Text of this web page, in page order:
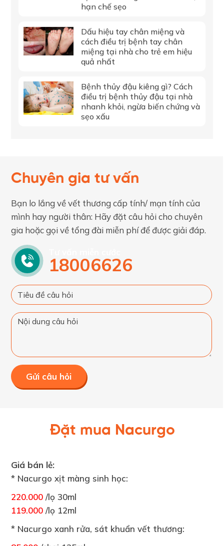
hạn chế sẹo
Dấu hiệu tay chân miệng và
cách điều trị bệnh tay chân
miệng tại nhà cho trẻ em hiệu
quả nhất
Bệnh thủy đậu kiêng gì? Cách
điều trị bệnh thủy đậu tại nhà
nhanh khỏi, ngừa biến chứng và
sẹo xấu
Chuyên gia tư vấn
Bạn lo lắng về vết thương cấp tính/ mạn tính của
mình hay người thân: Hãy đặt câu hỏi cho chuyên
gia hoặc gọi về tổng đài miễn phí để được giải đáp.
18006626
Gửi câu hỏi
Đặt mua Nacurgo
Giá bán lẻ:
* Nacurgo xịt màng sinh học:
220.000 /lọ 30ml
119.000 /lọ 12ml
* Nacurgo xanh rửa, sát khuẩn vết thương: